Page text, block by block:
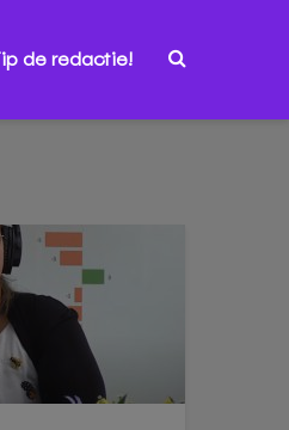
de redactie!